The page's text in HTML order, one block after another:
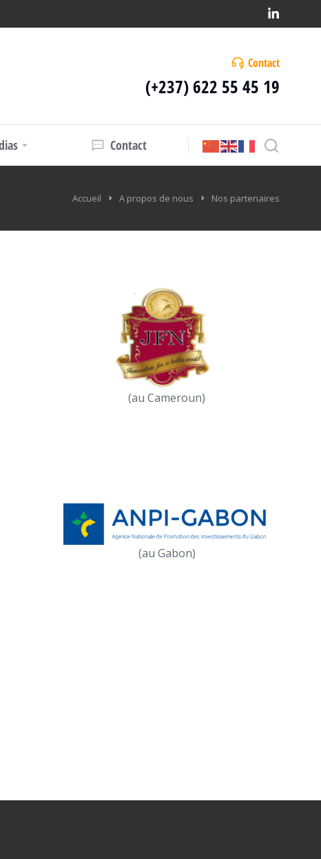
Contact
(+237) 622 55 45 19
Contact
Accueil A propos de nous Nos partenaires
(au Cameroun)
(au Gabon)